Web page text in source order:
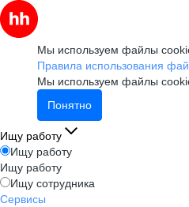
Мы используем файлы
Правила использования
Мы используем файлы
Понятно
Ищу работу
Ищу работу
Ищу работу
Ищу сотрудника
Сервисы